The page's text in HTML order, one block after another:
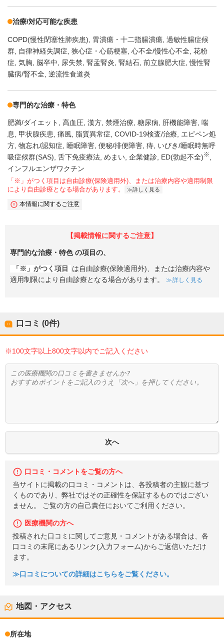
治療/対応可能な疾患
COPD(慢性閉塞性肺疾患) 胃潰瘍・十二指腸潰瘍 過敏性腸症候
群
自律神経失調症 狭心症・心筋梗塞 心不全/慢性心不全 花粉
症 気胸 脳卒中 尿失禁 腎盂腎炎 腎結石 前立腺肥大症 慢性腎
臓病/腎不全 逆流性食道炎
専門的な治療・特色
肥満/ダイエット 高血圧 漢方 禁煙治療 糖尿病 肝機能障害 喘
息
甲状腺疾患 痛風 脂質異常症 COVID-19検査/治療
エピペン処
方 物忘れ/認知症 睡眠障害 便秘/排便障害 痔 いびき/睡眠時無呼
吸症候群(SAS) 舌下免疫療法 めまい 企業健診 ED(勃起不全)※
インフルエンザワクチン
「※」がつく項目は自由診療(保険適用外)、または治療内容や適用制限
により自由診療となる場合があります。
詳しく見る
本情報に関するご注意
【掲載情報に関するご注意】
専門的な治療・特色の項目の、
「※」がつく項目
は自由診療(保険適用外)、または治療内容や
適用制限により自由診療となる場合があります。
詳しく見る
口コミ (0件)
※100文字以上800文字以内でご記入ください
口コミ・コメントをご覧の方へ
当サイトに掲載の口コミ・コメントは、各投稿者の主観に基づ
くものであり、弊社ではその正確性を保証するものではござい
ません。 ご覧の方の自己責任においてご利用ください。
医療機関の方へ
投稿された口コミに関してご意見・コメントがある場合は、各
口コミの末尾にあるリンク(入力フォーム)からご返信いただけ
ます。
≫口コミについての詳細はこちらをご覧ください。
地図・アクセス
所在地